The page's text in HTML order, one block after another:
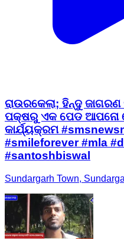
ରାଉରକେଲା; ହିନ୍ଦୁ
ପକ୍ଷରୁ ଏକ ପେଡ ଆପନୋ
କାର୍ଯ୍ୟକ୍ରମ
#smileforever #mla
#santoshbiswal
Sundargarh Town,